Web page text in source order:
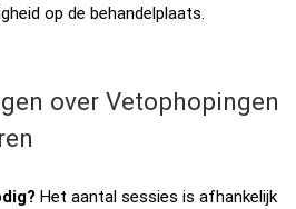
op de behandelplaats.
over Vetophopingen
Het aantal sessies is afhankelijk